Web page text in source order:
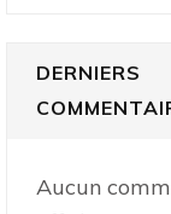
DERNIERS
Aucun